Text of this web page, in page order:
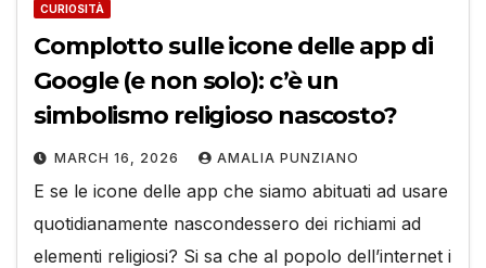
CURIOSITÀ
Complotto sulle icone delle app di
Google (e non solo): c’è un
simbolismo religioso nascosto?
MARCH 16, 2026 AMALIA PUNZIANO
E se le icone delle app che siamo abituati ad usare
quotidianamente nascondessero dei richiami ad
elementi religiosi? Si sa che al popolo dell’internet i